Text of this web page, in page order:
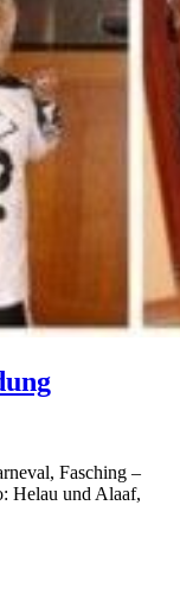
Fasching –
Helau und Alaaf,